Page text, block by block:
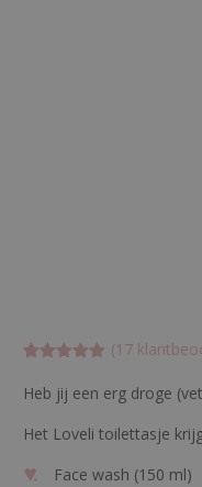
5 op 5
gebaseerd
waarderinge
(17
Heb jij een erg droge
Het Loveli toilettasje
Face wash (150 ml)